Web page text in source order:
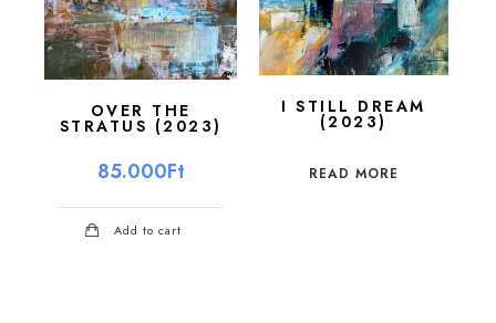
OVER THE
STRATUS (2023)
85.000Ft
Add to cart
I STILL DREAM
(2023)
READ MORE